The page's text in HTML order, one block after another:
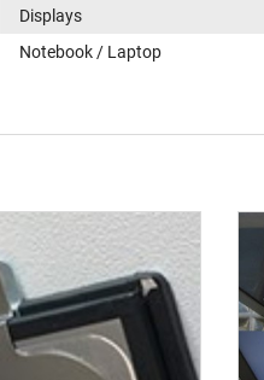
Displays
Notebook / Laptop